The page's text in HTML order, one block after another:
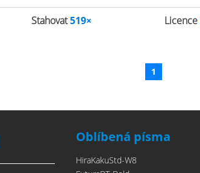
Stahovat519× Licence
1
Oblíbená písma
HiraKakuStd-W8